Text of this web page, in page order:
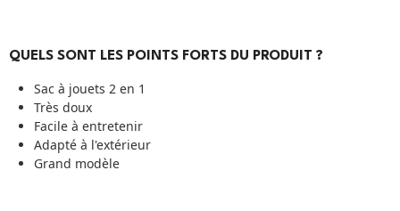
QUELS SONT LES POINTS FORTS DU PRODUIT ?
Sac à jouets 2 en 1
Très doux
Facile à entretenir
Adapté à l'extérieur
Grand modèle